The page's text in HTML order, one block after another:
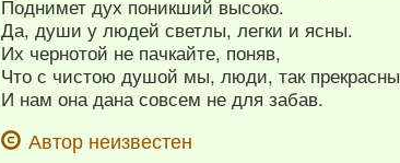
Поднимет дух поникший высоко.
Да, души у людей светлы, легки и ясны.
Их чернотой не пачкайте, поняв,
Что с чистою душой мы, люди, так прекрасны
И нам она дана совсем не для забав.
Автор неизвестен